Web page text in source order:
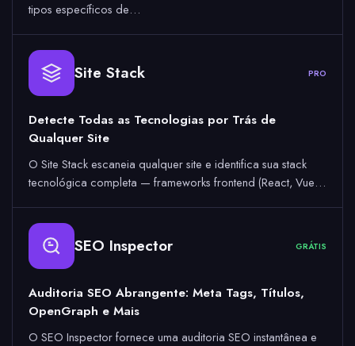
tipos específicos de…
Site Stack PRO
Detecte Todas as Tecnologias por Trás de
Qualquer Site
O Site Stack escaneia qualquer site e identifica sua stack
tecnológica completa — frameworks frontend (React, Vue…
SEO Inspector GRÁTIS
Auditoria SEO Abrangente: Meta Tags, Títulos,
OpenGraph e Mais
O SEO Inspector fornece uma auditoria SEO instantânea e